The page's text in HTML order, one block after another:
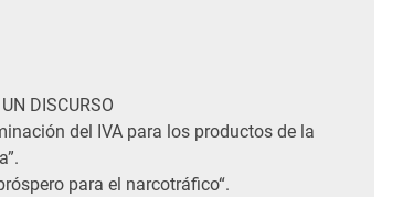
DISCURSO
del IVA para los productos de la
para el narcotráfico“.